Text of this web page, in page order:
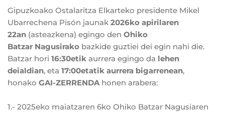
Gipuzkoako Ostalaritza Elkarteko presidente Mikel
Ubarrechena Pisón jaunak 2026ko apirilaren
22an (asteazkena) egingo den Ohiko
Batzar Nagusirako bazkide guztiei dei egin nahi die.
Batzar hori 16:30etik aurrera egingo da lehen
deialdian, eta 17:00etatik aurrera bigarrenean,
honako GAI-ZERRENDA honen arabera:
1.- 2025eko maiatzaren 6ko Ohiko Batzar Nagusiaren